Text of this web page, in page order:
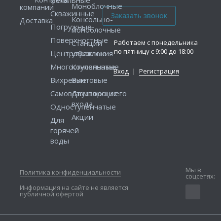
Работаем с понедельника
по пятницу с 9:00 до 18:00
Вход | Регистрация
компании
Доставка
Скважинные
Погружные
Поверхностные
Центробежные
Многоступенчатые
Вихревые
Самовсасывающие
Одноступенчатые
Для
горячей
воды
Моноблочные
Консольно-
моноблочные
Станции
управления
Консольные
Винтовые
Двустороннего
входа
Акции
Политика конфиденциальности
Информация на сайте не является
публичной офертой
Мы в
соцсетях: